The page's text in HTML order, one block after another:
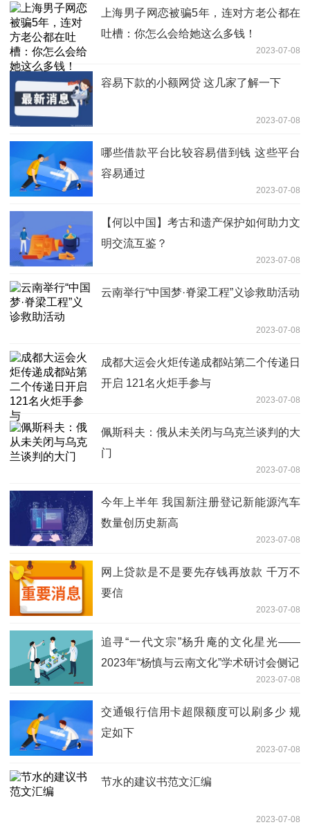
上海男子网恋被骗5年，连对方老公都在
吐槽：你怎么会给她这么多钱！
2023-07-08
容易下款的小额网贷 这几家了解一下
2023-07-08
哪些借款平台比较容易借到钱 这些平台
容易通过
2023-07-08
【何以中国】考古和遗产保护如何助力文
明交流互鉴？
2023-07-08
云南举行“中国梦·脊梁工程”义诊救助活动
2023-07-08
成都大运会火炬传递成都站第二个传递日
开启 121名火炬手参与
2023-07-08
佩斯科夫：俄从未关闭与乌克兰谈判的大
门
2023-07-08
今年上半年 我国新注册登记新能源汽车
数量创历史新高
2023-07-08
网上贷款是不是要先存钱再放款 千万不
要信
2023-07-08
追寻“一代文宗”杨升庵的文化星光——
2023年“杨慎与云南文化”学术研讨会侧记
2023-07-08
交通银行信用卡超限额度可以刷多少 规
定如下
2023-07-08
节水的建议书范文汇编
2023-07-08